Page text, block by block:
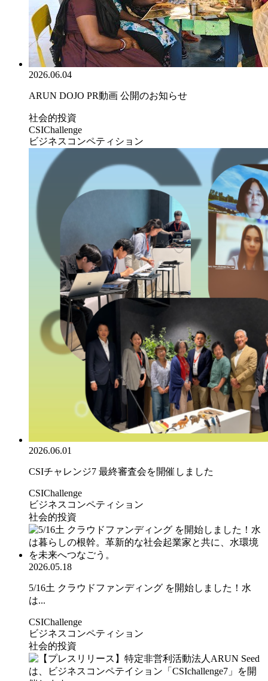
2026.06.04
ARUN DOJO PR動画 公開のお知らせ
社会的投資
CSIChallenge
ビジネスコンペティション
2026.06.01
CSIチャレンジ7 最終審査会を開催しました
CSIChallenge
ビジネスコンペティション
社会的投資
2026.05.18
5/16土 クラウドファンディング を開始しました！水
は...
CSIChallenge
ビジネスコンペティション
社会的投資